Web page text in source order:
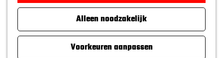
Alleen noodzakelijk
Voorkeuren aanpassen